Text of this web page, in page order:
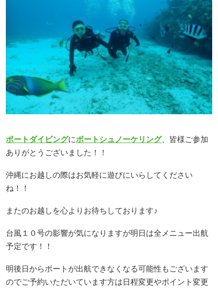
ボートダイビングにボートシュノーケリング、皆様ご参加
ありがとうございました！！
沖縄にお越しの際はお気軽に遊びにいらしてください
ね！！
またのお越しを心よりお待ちしております♪
台風１０号の影響が気になりますが明日は全メニュー出航
予定です！！
明後日からボートが出航できなくなる可能性もございます
のでご予約いただいています方は日程変更やポイント変更